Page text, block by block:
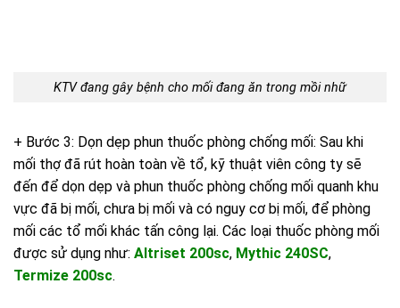
KTV đang gây bệnh cho mối đang ăn trong mồi nhữ
+ Bước 3: Dọn dẹp phun thuốc phòng chống mối: Sau khi
mối thợ đã rút hoàn toàn về tổ, kỹ thuật viên công ty sẽ
đến để dọn dẹp và phun thuốc phòng chống mối quanh khu
vực đã bị mối, chưa bị mối và có nguy cơ bị mối, để phòng
mối các tổ mối khác tấn công lại. Các loại thuốc phòng mối
được sử dụng như: Altriset 200sc, Mythic 240SC,
Termize 200sc.